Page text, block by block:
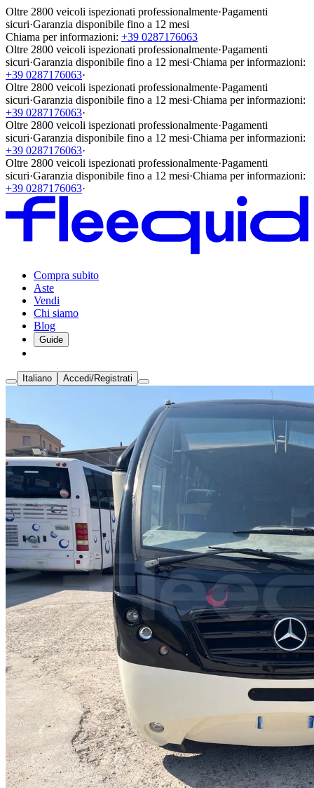
Oltre 2800 veicoli ispezionati professionalmente·Pagamenti
sicuri·Garanzia disponibile fino a 12 mesi
Chiama per informazioni: +39 0287176063
Oltre 2800 veicoli ispezionati professionalmente·Pagamenti
sicuri·Garanzia disponibile fino a 12 mesi·Chiama per informazioni:
+39 0287176063·
Oltre 2800 veicoli ispezionati professionalmente·Pagamenti
sicuri·Garanzia disponibile fino a 12 mesi·Chiama per informazioni:
+39 0287176063·
Oltre 2800 veicoli ispezionati professionalmente·Pagamenti
sicuri·Garanzia disponibile fino a 12 mesi·Chiama per informazioni:
+39 0287176063·
Oltre 2800 veicoli ispezionati professionalmente·Pagamenti
sicuri·Garanzia disponibile fino a 12 mesi·Chiama per informazioni:
+39 0287176063·
Compra subito
Aste
Vendi
Chi siamo
Blog
Guide
Italiano Accedi/Registrati